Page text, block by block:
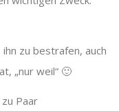
zu bestrafen, auch
„nur weil“ 🙂
Paar